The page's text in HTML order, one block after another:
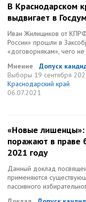
В Краснодарском
выдвигает в
Иван Жилищиков от
России» прошли в
«договорнякам», чего
Мнение
Допуск
Выборы 19 сентября
Краснодарский край
06.07.2021
«Новые лишенцы»:
поражают в праве
2021 году
Данный доклад
применяются
пассивного